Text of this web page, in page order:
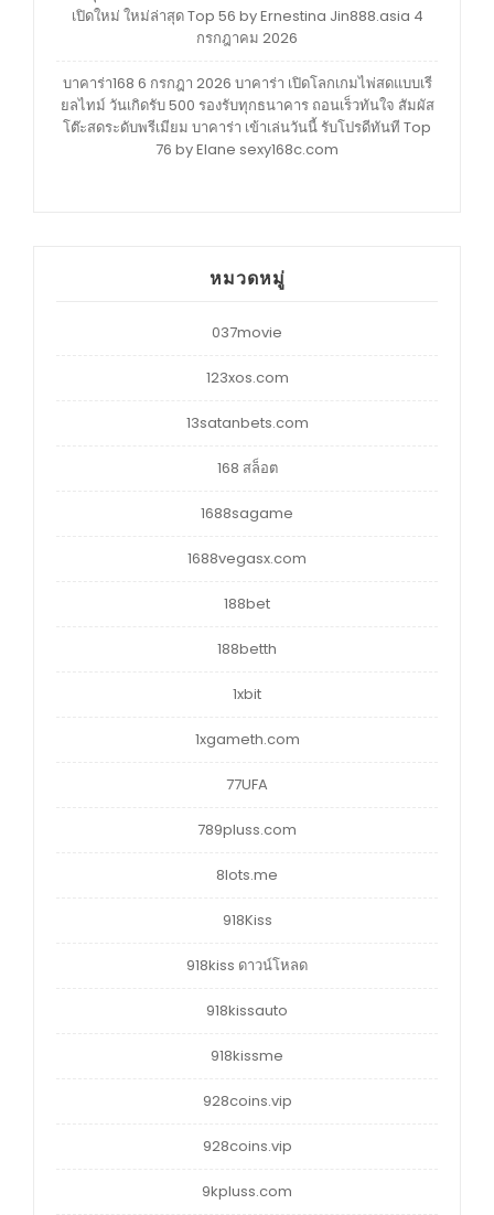
เปิดใหม่ ใหม่ล่าสุด Top 56 by Ernestina Jin888.asia 4
กรกฎาคม 2026
บาคาร่า168 6 กรกฎา 2026 บาคาร่า เปิดโลกเกมไพ่สดแบบเรี
ยลไทม์ วันเกิดรับ 500 รองรับทุกธนาคาร ถอนเร็วทันใจ สัมผัส
โต๊ะสดระดับพรีเมียม บาคาร่า เข้าเล่นวันนี้ รับโปรดีทันที Top
76 by Elane sexy168c.com
หมวดหมู่
037movie
123xos.com
13satanbets.com
168 สล็อต
1688sagame
1688vegasx.com
188bet
188betth
1xbit
1xgameth.com
77UFA
789pluss.com
8lots.me
918Kiss
918kiss ดาวน์โหลด
918kissauto
918kissme
928coins.vip
928coins.vip
9kpluss.com